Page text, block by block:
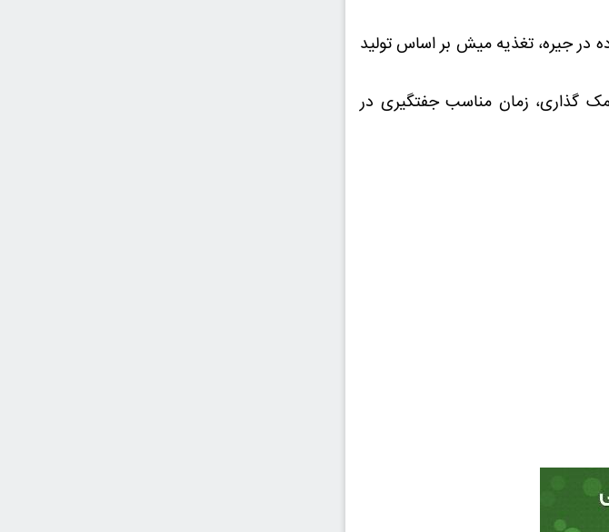
در جیره، تغذیه میش بر اساس تولید
گذاری، زمان مناسب جفتگیری در